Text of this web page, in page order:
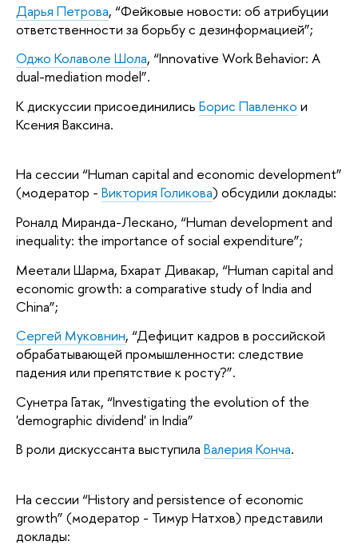
Дарья Петрова, “Фейковые новости: об атрибуции
ответственности за борьбу с дезинформацией”;
Оджо Колаволе Шола, “Innovative Work Behavior: A
dual-mediation model”.
К дискуссии присоединились Борис Павленко и
Ксения Ваксина.
На сессии “Human capital and economic development”
(модератор - Виктория Голикова) обсудили доклады:
Роналд Миранда-Лескано, “Human development and
inequality: the importance of social expenditure”;
Меетали Шарма, Бхарат Дивакар, “Human capital and
economic growth: a comparative study of India and
China”;
Сергей Муковнин, “Дефицит кадров в российской
обрабатывающей промышленности: следствие
падения или препятствие к росту?”.
Сунетра Гатак, “Investigating the evolution of the
'demographic dividend' in India”
В роли дискуссанта выступила Валерия Конча.
На сессии “History and persistence of economic
growth” (модератор - Тимур Натхов) представили
доклады: